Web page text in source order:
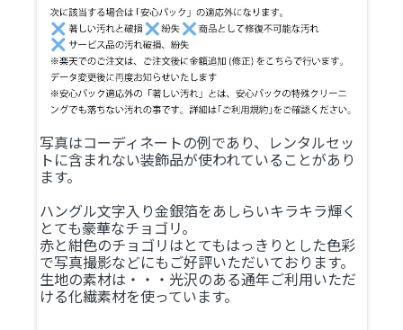
写真はコーディネートの例であり、レンタルセッ
トに含まれない装飾品が使われていることがあり
ます。
ハングル文字入り金銀箔をあしらいキラキラ輝く
とても豪華なチョゴリ。
赤と紺色のチョゴリはとてもはっきりとした色彩
で写真撮影などにもご好評いただいております。
生地の素材は・・・光沢のある通年ご利用いただ
ける化繊素材を使っています。